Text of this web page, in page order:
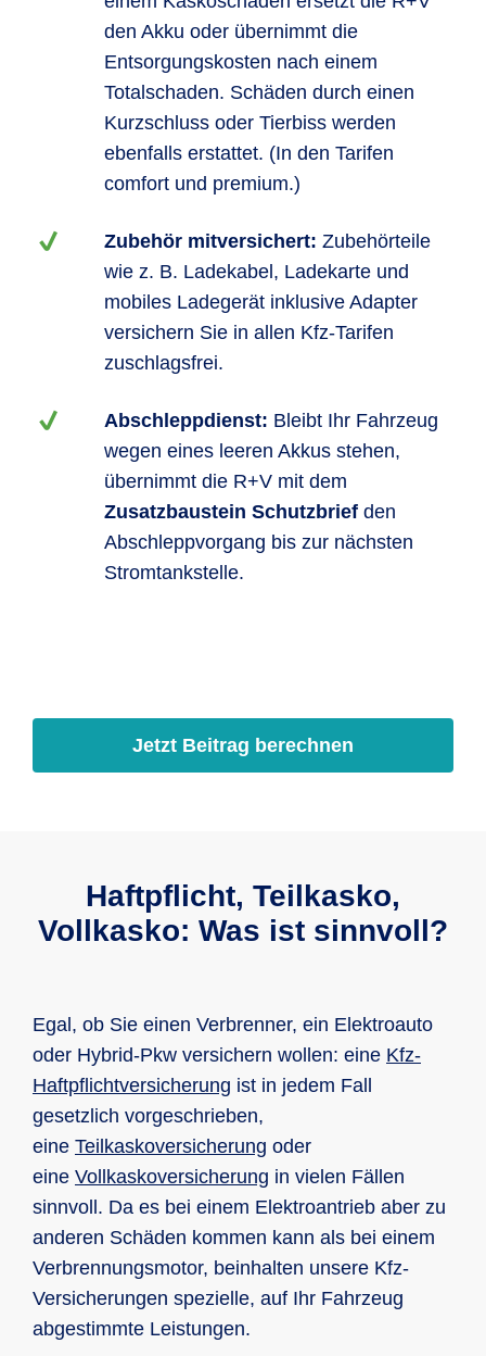
den Akku oder übernimmt die
Entsorgungskosten nach einem
Totalschaden. Schäden durch einen
Kurzschluss oder Tierbiss werden
ebenfalls erstattet. (In den Tarifen
comfort und premium.)
Zubehör mitversichert: Zubehörteile
wie z. B. Ladekabel, Ladekarte und
mobiles Ladegerät inklusive Adapter
versichern Sie in allen Kfz-Tarifen
zuschlagsfrei.
Abschleppdienst: Bleibt Ihr Fahrzeug
wegen eines leeren Akkus stehen,
übernimmt die R+V mit dem
Zusatzbaustein Schutzbrief den
Abschleppvorgang bis zur nächsten
Strom­tank­stelle.
Jetzt Beitrag berechnen
Haftpflicht, Teilkasko,
Vollkasko: Was ist sinnvoll?
Egal, ob Sie einen Verbrenner, ein Elektroauto
oder Hybrid-Pkw versichern wollen: eine Kfz-
Haft­pflicht­ver­siche­rung ist in jedem Fall
gesetzlich vorgeschrieben,
eine Teilkaskoversicherung oder
eine Vollkaskoversicherung in vielen Fällen
sinnvoll. Da es bei einem Elektroantrieb aber zu
anderen Schäden kommen kann als bei einem
Verbrennungsmotor, beinhalten unsere Kfz-
Versicherungen spezielle, auf Ihr Fahrzeug
abgestimmte Leistungen.